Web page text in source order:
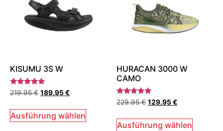
KISUMU 3S W
Bewertet
mit
von 5
219.95€ 189.95€
Ausführung wählen
HURACAN 3000 W
CAMO
Bewertet
mit
von 5
229.95€ 129.95€
Ausführung wählen